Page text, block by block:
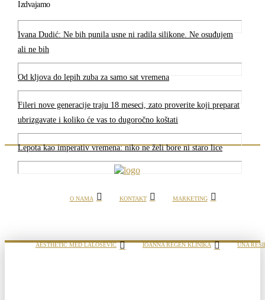
Izdvajamo
Ivana Dudić: Ne bih punila usne ni radila silikone. Ne osuđujem
ali ne bih
Od kljova do lepih zuba za samo sat vremena
Fileri nove generacije traju 18 meseci, zato proverite koji preparat
ubrizgavate i koliko će vas to dugoročno koštati
Lepota kao imperativ vremena: niko ne želi bore ni staro lice
O NAMA KONTAKT MARKETING
AESTHETIC MED LALOŠEVIĆ IOANNA REGEN KLINIKA UNA